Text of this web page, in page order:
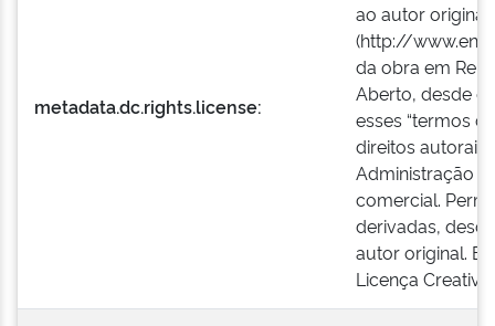
metadata.dc.rights.license:
ao autor original
(http://
da obra em
Aberto, desde
esses “termos
direitos
Administração
comercial.
derivadas,
autor original.
Licença